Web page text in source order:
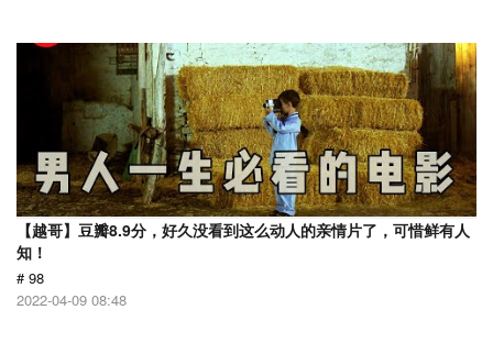
【越哥】豆瓣8.9分，好久没看到这么动人的亲情片了，可惜鲜有人
知！
# 98
2022-04-09 08:48